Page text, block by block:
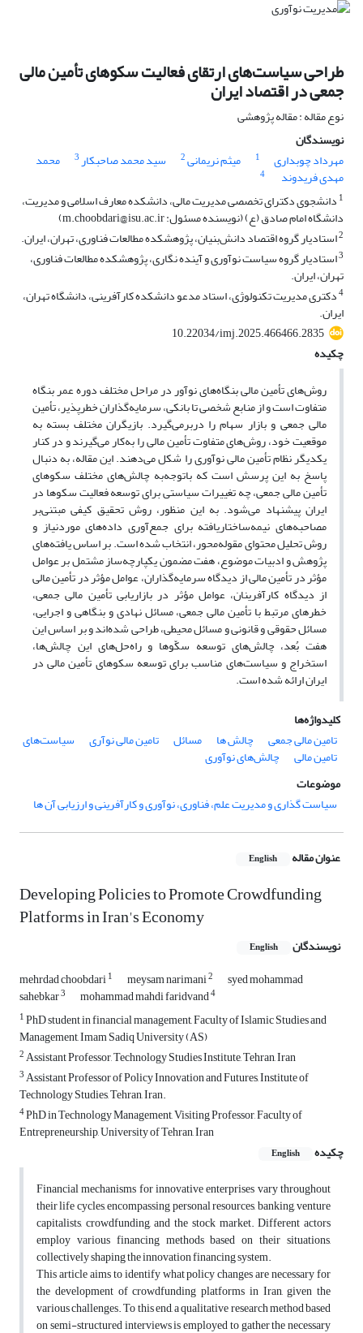
طراحی سیاست‌های ارتقای فعالیت سکوهای تأمین مالی
جمعی در اقتصاد ایران
نوع مقاله : مقاله پژوهشی
نویسندگان
مهرداد چوبداری
1 میثم نریمانی2 سید محمد صاحبکار3 محمد
مهدی فریدوند
4
1 دانشجوی دکترای تخصصی مدیریت مالی، دانشکده معارف اسلامی و مدیریت،
دانشگاه امام صادق (ع) (نویسنده مسئول: m.choobdari@isu.ac.ir)
2استادیار گروه اقتصاد دانش‌بنیان، پژوهشکده مطالعات فناوری، تهران، ایران.
3استادیار گروه سیاست نوآوری و آینده نگاری، پژوهشکده مطالعات فناوری،
تهران، ایران.
4دکتری مدیریت تکنولوژی، استاد مدعو دانشکده کارآفرینی، دانشگاه تهران،
ایران.
10.22034/imj.2025.466466.2835
چکیده
روش‌های تأمین مالی بنگاه‌های نوآور در مراحل مختلف دوره عمر بنگاه
متفاوت است و از منابع شخصی تا بانکی، سرمایه‌گذاران خطرپذیر، تأمین
مالی جمعی و بازار سهام را دربرمی‌گیرد. بازیگران مختلف بسته به
موقعیت خود، روش‌های متفاوت تأمین مالی را به‌کار می‌گیرند و در کنار
یکدیگر نظام تأمین مالی نوآوری را شکل می‌دهند. این مقاله، به دنبال
پاسخ به این پرسش است که باتوجه‌به چالش‌های مختلف سکوهای
تأمین مالی جمعی، چه تغییرات سیاستی برای توسعه فعالیت سکوها در
ایران پیشنهاد می‌شود. به این منظور، روش تحقیق کیفی مبتنی‌بر
مصاحبه‌های نیمه‌ساختاریافته برای جمع‌آوری داده‌های موردنیاز و
روش تحلیل محتوای مقوله‌محور، انتخاب شده است. بر اساس یافته‌های
پژوهش و ادبیات موضوع، هفت مضمون یکپارچه‌ساز مشتمل بر عوامل
مؤثر در تأمین مالی از دیدگاه سرمایه‌گذاران، عوامل مؤثر در تأمین مالی
از دیدگاه کارآفرینان، عوامل مؤثر در بازاریابی تأمین مالی جمعی،
خطرهای مرتبط با تأمین مالی جمعی، مسائل نهادی و بنگاهی و اجرایی،
مسائل حقوقی و قانونی و مسائل محیطی، طراحی شده‌اند و بر اساس این
هفت بُعد، چالش‌های توسعه سکّوها و راه‌حل‌های این چالش‌ها،
استخراج و سیاست‌های مناسب برای توسعه سکوهای تأمین مالی در
ایران ارائه شده است.
کلیدواژه‌ها
تامین مالی جمعی
چالش ها مسائل تامین مالی نوآری سیاست‌های
تامین مالی
چالش‌های نوآوری
موضوعات
سیاست گذاری و مدیریت علم، فناوری، نوآوری و کارآفرینی و ارزیابی آن ها
عنوان مقاله English
Developing Policies to Promote Crowdfunding
Platforms in Iran's Economy
نویسندگان English
mehrdad choobdari1 meysam narimani2 syed mohammad
sahebkar3 mohammad mahdi faridvand4
1PhD student in financial management, Faculty of Islamic Studies and
Management, Imam Sadiq University (AS)
2Assistant Professor, Technology Studies Institute, Tehran, Iran
3Assistant Professor of Policy Innovation and Futures, Institute of
Technology Studies, Tehran, Iran.
4PhD in Technology Management, Visiting Professor, Faculty of
Entrepreneurship, University of Tehran, Iran
چکیده
English
Financial mechanisms for innovative enterprises vary throughout
their life cycles, encompassing personal resources, banking, venture
capitalists, crowdfunding, and the stock market. Different actors
employ various financing methods based on their situations,
collectively shaping the innovation financing system.
This article aims to identify what policy changes are necessary for
the development of crowdfunding platforms in Iran, given the
various challenges. To this end, a qualitative research method based
on semi-structured interviews is employed to gather the necessary